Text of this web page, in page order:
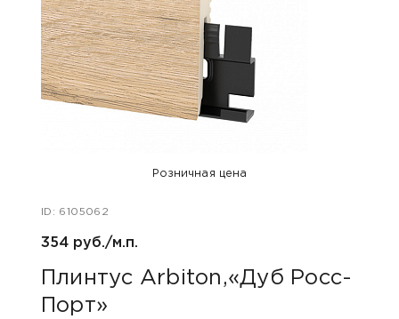
Розничная цена
ID: 6105062
354 руб./м.п.
Плинтус Arbiton,«Дуб Росс-
Порт»